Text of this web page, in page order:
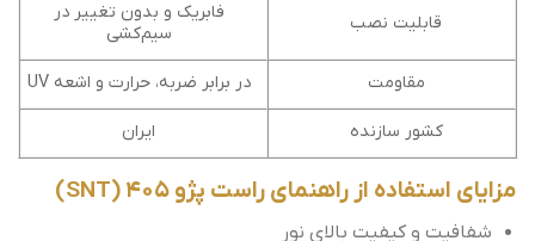
قابلیت نصب
فابریک و بدون تغییر در
سیم‌کشی
مقاومت در برابر ضربه، حرارت و اشعه UV
کشور سازنده ایران
مزایای استفاده از راهنمای راست پژو 405 (SNT)
شفافیت و کیفیت بالای نور